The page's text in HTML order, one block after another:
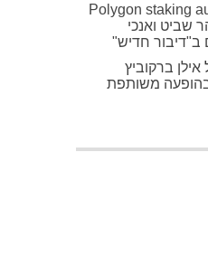
Polygon staking
שביט ואנכי
ב"דיבור חדיש"
אילן ברקוביץ
משותפת